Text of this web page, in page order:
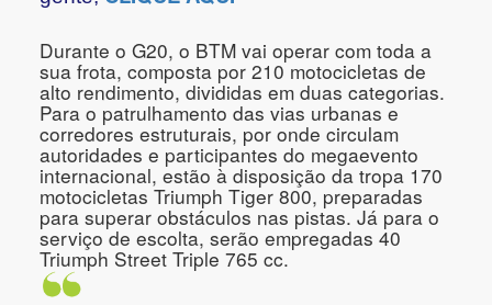
Durante o G20, o BTM vai operar com toda a
sua frota, composta por 210 motocicletas de
alto rendimento, divididas em duas categorias.
Para o patrulhamento das vias urbanas e
corredores estruturais, por onde circulam
autoridades e participantes do megaevento
internacional, estão à disposição da tropa 170
motocicletas Triumph Tiger 800, preparadas
para superar obstáculos nas pistas. Já para o
serviço de escolta, serão empregadas 40
Triumph Street Triple 765 cc.